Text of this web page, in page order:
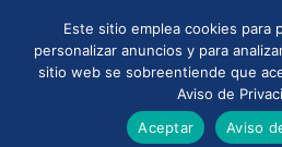
© IISI 2023. Todos los derechos
Este sitio emplea cookies para
personalizar anuncios y para
sitio web se sobreentiende que
Aviso de
Aceptar
Aviso